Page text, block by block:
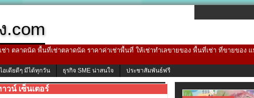
.com
า ตลาดนัด พื้นที่เช่าตลาดนัด ราคาค่าเช่าพื้นที่ ให้เช่าทำเลขายของ พื้นที่เช่า ที่ขายของ
ไอเดียดีๆ มีได้ทุกวัน ธุรกิจ SME น่าสนใจ ประชาสัมพันธ์ฟรี
วน์ เซ็นเตอร์